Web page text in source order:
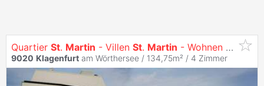
Quartier St. Martin - Villen St. Martin - Wohnen mit Ausblick
9020 Klagenfurt am Wörthersee / 134,75m² / 4 Zimmer